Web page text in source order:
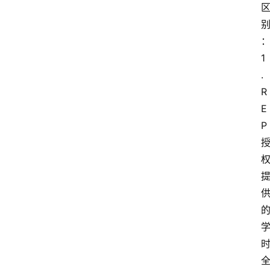
区
别
：
1
.
R
E
P
授
权
提
供
的
学
时
全